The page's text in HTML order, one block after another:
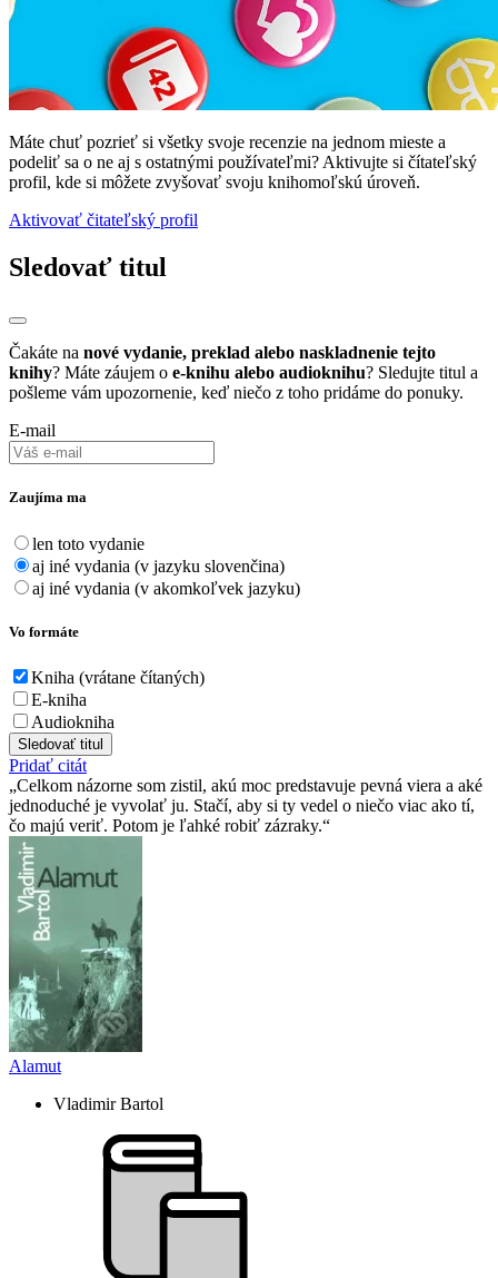
Máte chuť pozrieť si všetky svoje recenzie na jednom mieste a
podeliť sa o ne aj s ostatnými používateľmi? Aktivujte si čítateľský
profil, kde si môžete zvyšovať svoju knihomoľskú úroveň.
Aktivovať čitateľský profil
Sledovať titul
Čakáte na nové vydanie, preklad alebo naskladnenie tejto
knihy? Máte záujem o e-knihu alebo audioknihu? Sledujte titul a
pošleme vám upozornenie, keď niečo z toho pridáme do ponuky.
E-mail
Zaujíma ma
len toto vydanie
aj iné vydania (v jazyku slovenčina)
aj iné vydania (v akomkoľvek jazyku)
Vo formáte
Kniha (vrátane čítaných)
E-kniha
Audiokniha
Sledovať titul
Pridať citát
Celkom názorne som zistil, akú moc predstavuje pevná viera a aké
jednoduché je vyvolať ju. Stačí, aby si ty vedel o niečo viac ako tí,
čo majú veriť. Potom je ľahké robiť zázraky.
Alamut
Vladimir Bartol